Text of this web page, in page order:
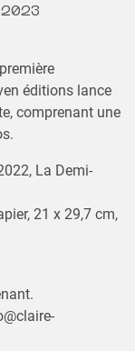
éditions lance
comprenant une
La Demi-
21 x 29,7 cm,